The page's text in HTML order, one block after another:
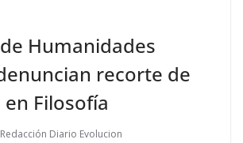
Humanidades
recorte de
Filosofía
Redacción Diario Evolucion